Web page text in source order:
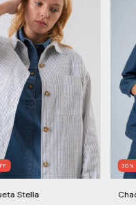
Stella
30